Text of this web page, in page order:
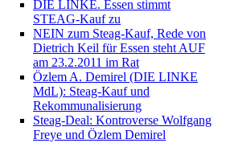
DIE LINKE. Essen stimmt
STEAG-Kauf zu
NEIN zum Steag-Kauf, Rede von
Dietrich Keil für Essen steht AUF
am 23.2.2011 im Rat
Özlem A. Demirel (DIE LINKE
MdL): Steag-Kauf und
Rekommunalisierung
Steag-Deal: Kontroverse Wolfgang
Freye und Özlem Demirel